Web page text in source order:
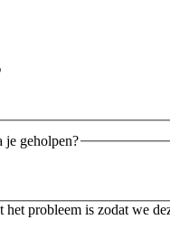
je geholpen?
probleem is zodat we